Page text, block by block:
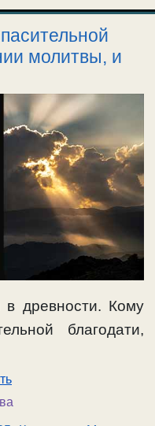
молитвы, и
древности. Кому
благодати,